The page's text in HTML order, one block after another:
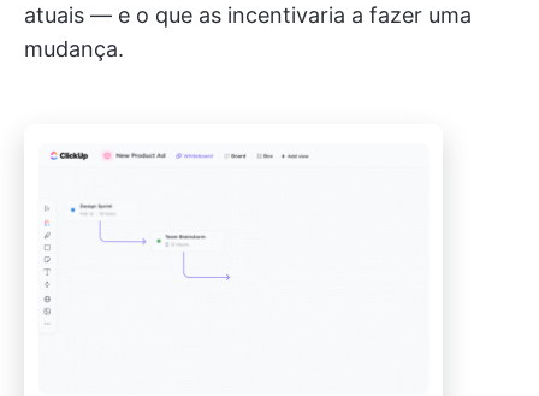
atuais — e o que as incentivaria a fazer uma
mudança.